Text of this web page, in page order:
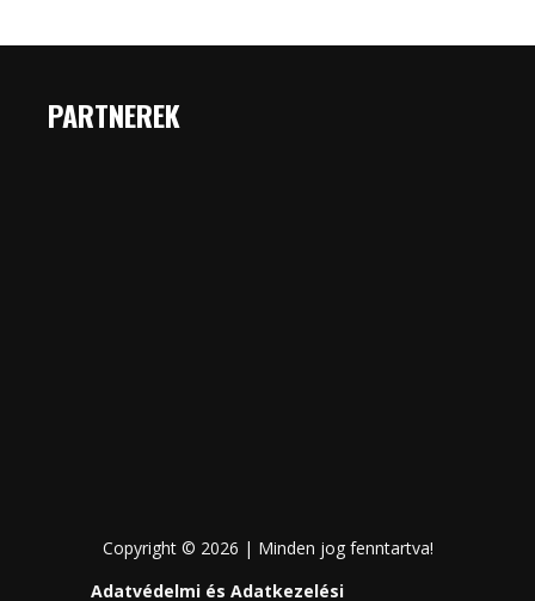
PARTNEREK
Copyright © 2026 | Minden jog fenntartva!
Adatvédelmi és Adatkezelési